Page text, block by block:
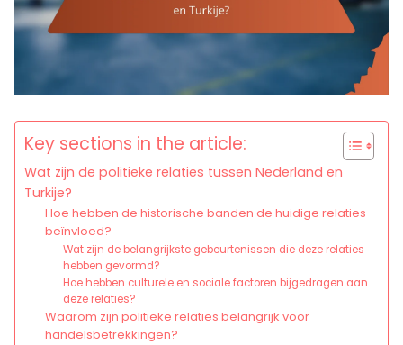
Key sections in the article:
Wat zijn de politieke relaties tussen Nederland en
Turkije?
Hoe hebben de historische banden de huidige relaties
beïnvloed?
Wat zijn de belangrijkste gebeurtenissen die deze relaties
hebben gevormd?
Hoe hebben culturele en sociale factoren bijgedragen aan
deze relaties?
Waarom zijn politieke relaties belangrijk voor
handelsbetrekkingen?